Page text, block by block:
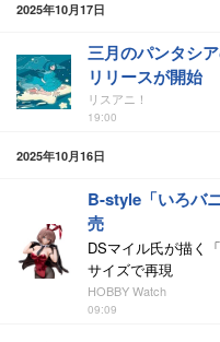
2025年10月17日
三月のパンタシ
リリースが開始
リスアニ！
19:00
2025年10月16日
B-style「いろバ
売
DSマイル氏が描く
サイズで再現
HOBBY Watch
09:09